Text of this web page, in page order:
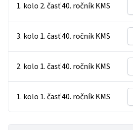
1. kolo 2. časť 40. ročník KMS
3. kolo 1. časť 40. ročník KMS
2. kolo 1. časť 40. ročník KMS
1. kolo 1. časť 40. ročník KMS